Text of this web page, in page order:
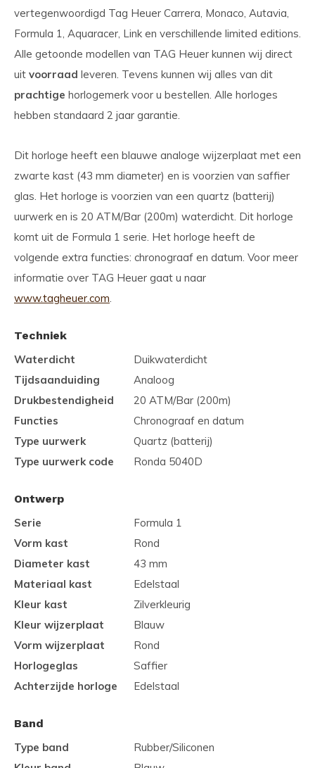
vertegenwoordigd Tag Heuer Carrera, Monaco, Autavia,
Formula 1, Aquaracer, Link en verschillende limited editions.
Alle getoonde modellen van TAG Heuer kunnen wij direct
uit voorraad leveren. Tevens kunnen wij alles van dit
prachtige horlogemerk voor u bestellen. Alle horloges
hebben standaard 2 jaar garantie.
Dit horloge heeft een blauwe analoge wijzerplaat met een
zwarte kast (43 mm diameter) en is voorzien van saffier
glas. Het horloge is voorzien van een quartz (batterij)
uurwerk en is 20 ATM/Bar (200m) waterdicht. Dit horloge
komt uit de Formula 1 serie. Het horloge heeft de
volgende extra functies: chronograaf en datum. Voor meer
informatie over TAG Heuer gaat u naar
www.tagheuer.com.
Techniek
Waterdicht
Duikwaterdicht
Tijdsaanduiding
Analoog
Drukbestendigheid
20 ATM/Bar (200m)
Functies
Chronograaf en datum
Type uurwerk
Quartz (batterij)
Type uurwerk code
Ronda 5040D
Ontwerp
Serie
Formula 1
Vorm kast
Rond
Diameter kast
43 mm
Materiaal kast
Edelstaal
Kleur kast
Zilverkleurig
Kleur wijzerplaat
Blauw
Vorm wijzerplaat
Rond
Horlogeglas
Saffier
Achterzijde horloge
Edelstaal
Band
Type band
Rubber/Siliconen